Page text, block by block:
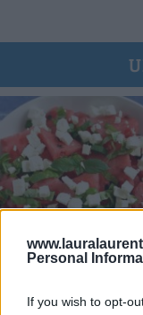
Personal
If you wish to opt-